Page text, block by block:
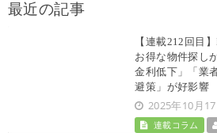
最近の記事
【連載212回目
お得な物件探し
金利低下」「業
避策」が好影響
2025年10月17
連載コラム